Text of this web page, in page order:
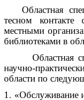
Областная
тесном
местными
библиотеками в
Областная
научно-
области по
1. «Обслуживание